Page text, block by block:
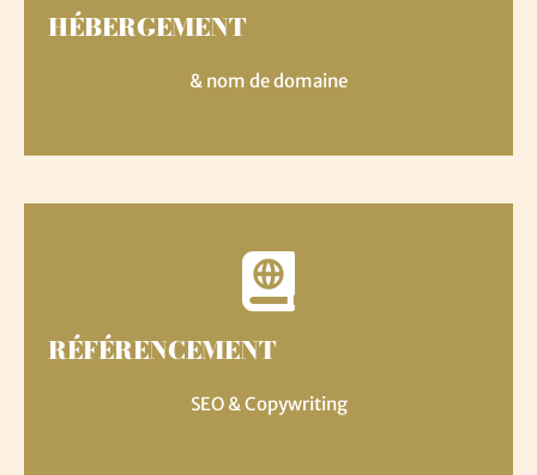
HÉBERGEMENT
& nom de domaine
RÉFÉRENCEMENT
SEO & Copywriting